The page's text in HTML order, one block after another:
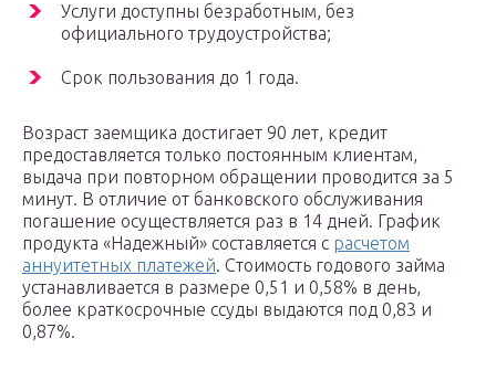
Услуги доступны безработным, без
официального трудоустройства;
Срок пользования до 1 года.
Возраст заемщика достигает 90 лет, кредит
предоставляется только постоянным клиентам,
выдача при повторном обращении проводится за 5
минут. В отличие от банковского обслуживания
погашение осуществляется раз в 14 дней. График
продукта «Надежный» составляется с расчетом
аннуитетных платежей. Стоимость годового займа
устанавливается в размере 0,51 и 0,58% в день,
более краткосрочные ссуды выдаются под 0,83 и
0,87%.